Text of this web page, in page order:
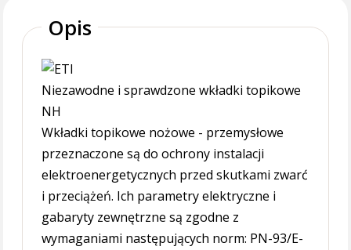
Opis
Niezawodne i sprawdzone wkładki topikowe
NH
Wkładki topikowe nożowe - przemysłowe
przeznaczone są do ochrony instalacji
elektroenergetycznych przed skutkami zwarć
i przeciążeń. Ich parametry elektryczne i
gabaryty zewnętrzne są zgodne z
wymaganiami następujących norm: PN-93/E-